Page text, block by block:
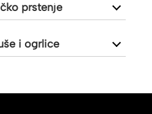
prstenje
i ogrlice